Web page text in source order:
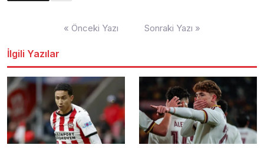
« Önceki Yazı Sonraki Yazı »
İlgili Yazılar